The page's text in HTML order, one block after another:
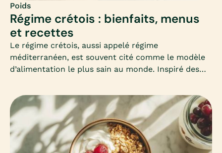
Poids
Régime crétois : bienfaits, menus
et recettes
Le régime crétois, aussi appelé régime
méditerranéen, est souvent cité comme le modèle
d’alimentation le plus sain au monde. Inspiré des
Mais peut-il vraiment aider à maigrir ? Comment
l’adapter en hiver ? Voici un guide complet pour
comprendre et adopter ce mode d’alimentation
équilibré.